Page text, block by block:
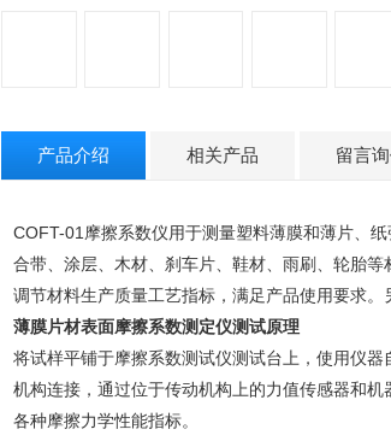
产品介绍 相关产品 留言
COFT-01摩擦系数仪用于测量塑料薄膜和薄片、
合带、涂层、木材、刹车片、鞋材、雨刷、轮胎
调节材料生产质量工艺指标，满足产品使用要求。
薄膜片材表面摩擦系数测定仪测试原理
将试样平铺于摩擦系数测试仪测试台上，使用仪
机构连接，通过位于传动机构上的力值传感器和
各种摩擦力学性能指标。